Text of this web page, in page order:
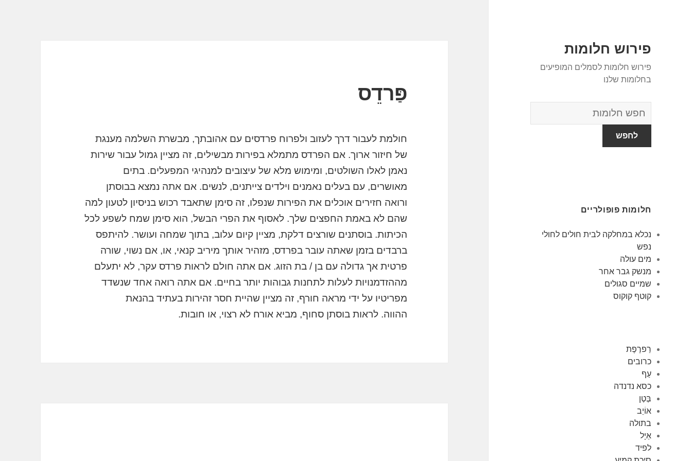
פירוש חלומות
פירוש חלומות לסמלים המופיעים
בחלומות שלנו
מילון
החלומות
חלומות פופולריים
נכלא במחלקה לבית חולים לחולי
נפש
מים עולה
מנשק גבר אחר
שמיים סגולים
קוטף קוקוס
רַפרֶפֶת
כרובים
עַף
כסא נדנדה
בֶּטֶן
אוֹיֵב
בתולה
אַיָל
לפיד
פַּרדֵס
חולמת לעבור דרך לעזוב ולפרוח פרדסים עם אהובתך, מבשרת השלמה מענגת
של חיזור ארוך. אם הפרדס מתמלא בפירות מבשילים, זה מציין גמול עבור שירות
נאמן לאלו השולטים, ומימוש מלא של עיצובים למנהיגי המפעלים. בתים
מאושרים, עם בעלים נאמנים וילדים צייתנים, לנשים. אם אתה נמצא בבוסתן
ורואה חזירים אוכלים את הפירות שנפלו, זה סימן שתאבד רכוש בניסיון לטעון למה
שהם לא באמת החפצים שלך. לאסוף את הפרי הבשל, הוא סימן שמח לשפע לכל
הכיתות. בוסתנים שורצים דלקת, מציין קיום עלוב, בתוך שמחה ועושר. להיתפס
ברבדים בזמן שאתה עובר בפרדס, מזהיר אותך מיריב קנאי, או, אם נשוי, שורה
פרטית אך גדולה עם בן / בת הזוג. אם אתה חולם לראות פרדס עקר, לא יתעלם
מההזדמנויות לעלות לתחנות גבוהות יותר בחיים. אם אתה רואה אחד שנשדד
מפריטיו על ידי מראה חורף, זה מציין שהיית חסר זהירות בעתיד בהנאת
ההווה. לראות בוסתן סחוף, מביא אורח לא רצוי, או חובות.